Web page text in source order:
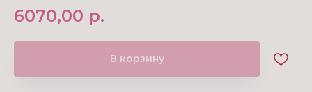
6070,00 р.
В корзину